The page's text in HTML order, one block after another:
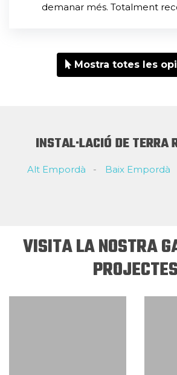
demanar més. Totalment
Mostra totes les
INSTAL·LACIÓ DE TERRA
Alt Empordà Baix Empordà
VISITA LA NOSTRA
PROJECTES